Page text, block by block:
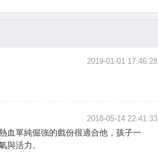
2019-01-01 17:46:28
2018-05-14 22:41:33
血單純倔強的戲份很適合他，孩子一
與活力。